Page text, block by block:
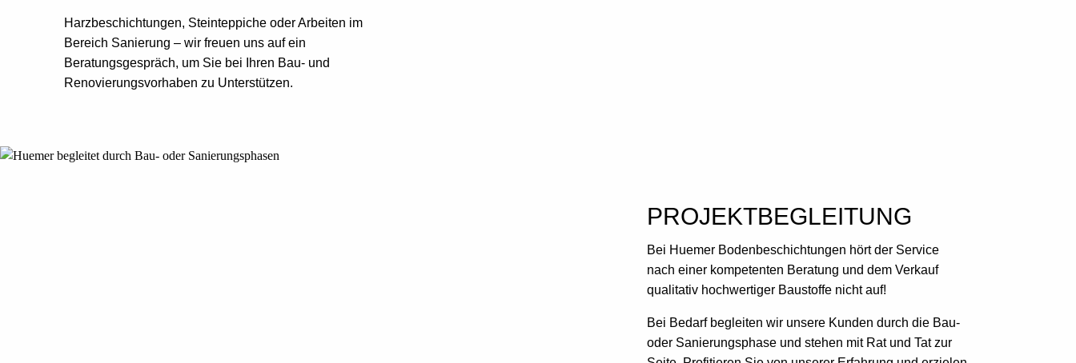
Harzbeschichtungen, Steinteppiche oder Arbeiten im
Bereich Sanierung – wir freuen uns auf ein
Beratungsgespräch, um Sie bei Ihren Bau- und
Renovierungsvorhaben zu Unterstützen.
PROJEKTBEGLEITUNG
Bei Huemer Bodenbeschichtungen hört der Service
nach einer kompetenten Beratung und dem Verkauf
qualitativ hochwertiger Baustoffe nicht auf!
Bei Bedarf begleiten wir unsere Kunden durch die Bau-
oder Sanierungsphase und stehen mit Rat und Tat zur